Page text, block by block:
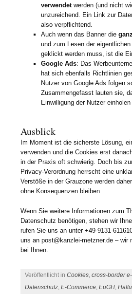
verwendetwerden (und nicht
unzureichend. Ein Link zur
also verpflichtend.
Auch wenn das Banner die
und zum Lesen der eigentlichen
geklickt werden muss, ist die
Google Ads: Das
hat sich ebenfalls Richtlinien
Nutzer von Google Ads folgen
Zusammengefasst lauten sie,
Einwilligung der Nutzer
Ausblick
Im Moment ist die sicherste Lösung,
verwenden und die Cookies erst
in der Praxis oft schwierig. Doch bis
Privacy-Verordnung herrscht eine
Verstöße in der Grauzone werden
ohne Konsequenzen bleiben.
Wenn Sie weitere Informationen zum
Datenschutz benötigen, stehen wir
rufen Sie uns an unter +49-9131-
uns an post@kanzlei-metzner.de – wir
bei Ihnen.
Veröffentlicht inCookies,cross-border
Datenschutz,E-Commerce,EuGH,